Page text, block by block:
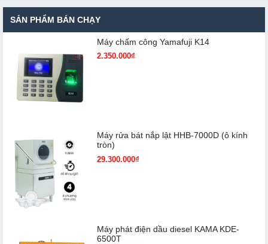
SẢN PHẨM BÁN CHẠY
Máy chấm cô​ng Yamafuji K14
2.350.000₫
Máy rửa bát nắp lật HHB-7000D (ô kính
tròn)
29.300.000₫
Máy phát điện dầu diesel KAMA KDE-
6500T